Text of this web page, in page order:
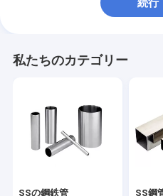
SS鋼管
SSの鋼板
続行
私たちのカテゴリー
SSの鋼鉄管 SS鋼